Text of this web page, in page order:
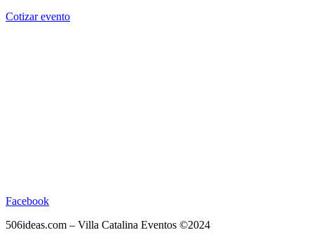
Cotizar evento
Facebook
506ideas.com – Villa Catalina Eventos ©2024